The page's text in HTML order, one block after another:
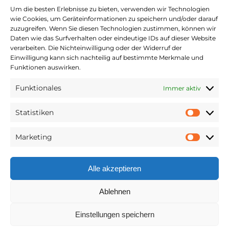
Um die besten Erlebnisse zu bieten, verwenden wir Technologien
wie Cookies, um Geräteinformationen zu speichern und/oder darauf
zuzugreifen. Wenn Sie diesen Technologien zustimmen, können wir
Daten wie das Surfverhalten oder eindeutige IDs auf dieser Website
verarbeiten. Die Nichteinwilligung oder der Widerruf der
Einwilligung kann sich nachteilig auf bestimmte Merkmale und
Funktionen auswirken.
Funktionales Immer aktiv
Statistiken
Marketing
Alle akzeptieren
Ablehnen
Einstellungen speichern